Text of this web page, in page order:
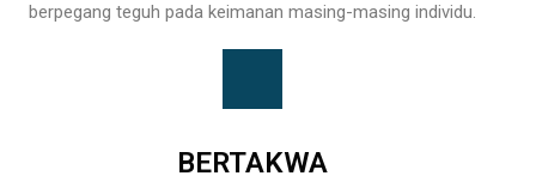
berpegang teguh pada keimanan masing-masing individu.
BERTAKWA